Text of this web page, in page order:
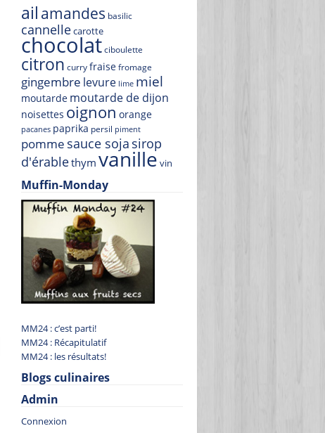
ail amandes basilic
cannellecarotte
chocolat ciboulette
citron curryfraisefromage
gingembre levure lime miel
moutarde moutarde de dijon
noisettes oignon orange
pacanes paprika persil piment
pomme sauce soja sirop
d'érablethym vanille vin
Muffin-Monday
MM24 : c’est parti!
MM24 : Récapitulatif
MM24 : les résultats!
Blogs culinaires
Admin
Connexion